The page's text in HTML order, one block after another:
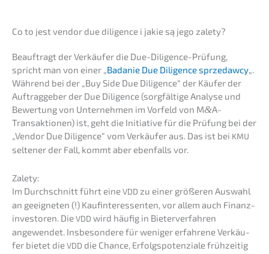
Co to jest vendor due diligence i jakie są jego zalety?
Beauf­tragt der Verkäu­fer die Due-Diligence-Prüfung,
spricht man von einer „Badanie Due Diligence sprze­daw­cy„.
Während bei der „Buy Side Due Diligence“ der Käufer der
Auftrag­ge­ber der Due Diligence (sorgfäl­ti­ge Analy­se und
Bewer­tung von Unter­neh­men im Vorfeld von M&A-
Transaktionen) ist, geht die Initia­ti­ve für die Prüfung bei der
„Vendor Due Diligence“ vom Verkäu­fer aus. Das ist bei KMU
selte­ner der Fall, kommt aber ebenfalls vor.
Zalety:
Im Durch­schnitt führt eineVDD zu einer größe­ren Auswahl
an geeig­ne­ten (!) Kaufin­ter­es­sen­ten, vor allem auch Finanz­
in­ves­to­ren. DieVDD wird häufig in Bieter­ver­fah­ren
angewen­det. Insbe­son­de­re für weniger erfah­re­ne Verkäu­
fer bietet dieVDD die Chance, Erfolgs­po­ten­zia­le frühzei­tig